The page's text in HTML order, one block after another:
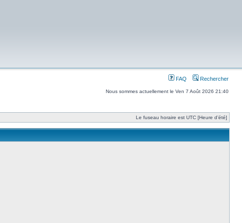
FAQ Rechercher
Nous sommes actuellement le Ven 7 Août 2026 21:40
Le fuseau horaire est UTC [Heure d’été]